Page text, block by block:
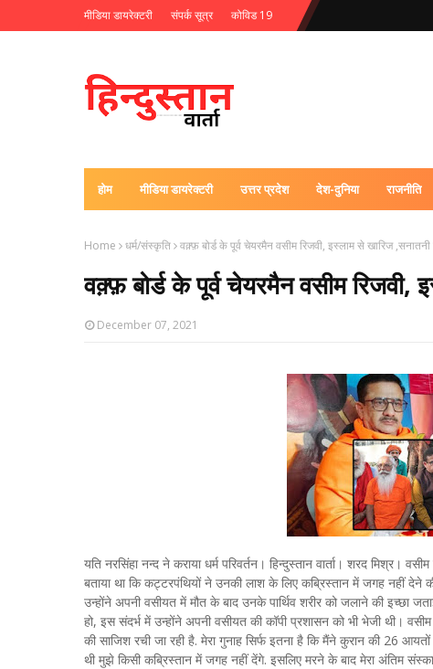
मीडिया डायरेक्टरी संपर्क सूत्र कोविड 19
होम मीडिया डायरेक्टरी उत्तर प्रदेश देश-दुनिया राजनीति
Home धर्म/संस्कृति वक़्फ़ बोर्ड के पूर्व चेयरमैन वसीम रिजवी, इस्लाम से खारिज
वक़्फ़ बोर्ड के पूर्व चेयरमैन वसीम रिजवी,
December 07, 2021
यति नरसिंहा नन्द ने कराया धर्म परिवर्तन। हिन्दुस्तान वार्ता। शरद मिश्र।
बताया था कि कट्टरपंथियों ने उनकी लाश के लिए कब्रिस्तान में जगह नहीं देने
उन्होंने अपनी वसीयत में मौत के बाद उनके पार्थिव शरीर को जलाने की इच्छा
हो, इस संदर्भ में उन्होंने अपनी वसीयत की कॉपी प्रशासन को भी भेजी थी।
की साजिश रची जा रही है. मेरा गुनाह सिर्फ इतना है कि मैंने कुरान की 26
थी मुझे किसी कब्रिस्तान में जगह नहीं देंगे. इसलिए मरने के बाद मेरा अंतिम